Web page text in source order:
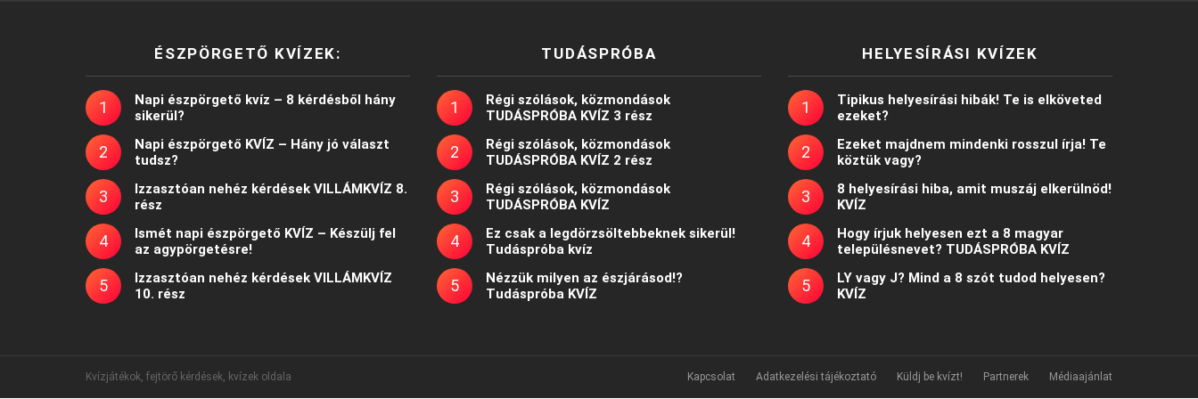
ÉSZPÖRGETŐ KVÍZEK:
Napi észpörgető kvíz – 8 kérdésből hány
sikerül?
Napi észpörgető KVÍZ – Hány jó választ
tudsz?
Izzasztóan nehéz kérdések VILLÁMKVÍZ 8.
rész
Ismét napi észpörgető KVÍZ – Készülj fel
az agypörgetésre!
Izzasztóan nehéz kérdések VILLÁMKVÍZ
10. rész
TUDÁSPRÓBA
Régi szólások, közmondások
TUDÁSPRÓBA KVÍZ 3 rész
Régi szólások, közmondások
TUDÁSPRÓBA KVÍZ 2 rész
Régi szólások, közmondások
TUDÁSPRÓBA KVÍZ
Ez csak a legdörzsöltebbeknek sikerül!
Tudáspróba kvíz
Nézzük milyen az észjárásod!?
Tudáspróba KVÍZ
HELYESÍRÁSI KVÍZEK
Tipikus helyesírási hibák! Te is elköveted
ezeket?
Ezeket majdnem mindenki rosszul írja! Te
köztük vagy?
8 helyesírási hiba, amit muszáj elkerülnöd!
KVÍZ
Hogy írjuk helyesen ezt a 8 magyar
településnevet? TUDÁSPRÓBA KVÍZ
LY vagy J? Mind a 8 szót tudod helyesen?
KVÍZ
Kvízjátékok, fejtörő kérdések, kvízek oldala Kapcsolat Adatkezelési tájékoztató Küldj be kvízt! Partnerek Médiaajánlat